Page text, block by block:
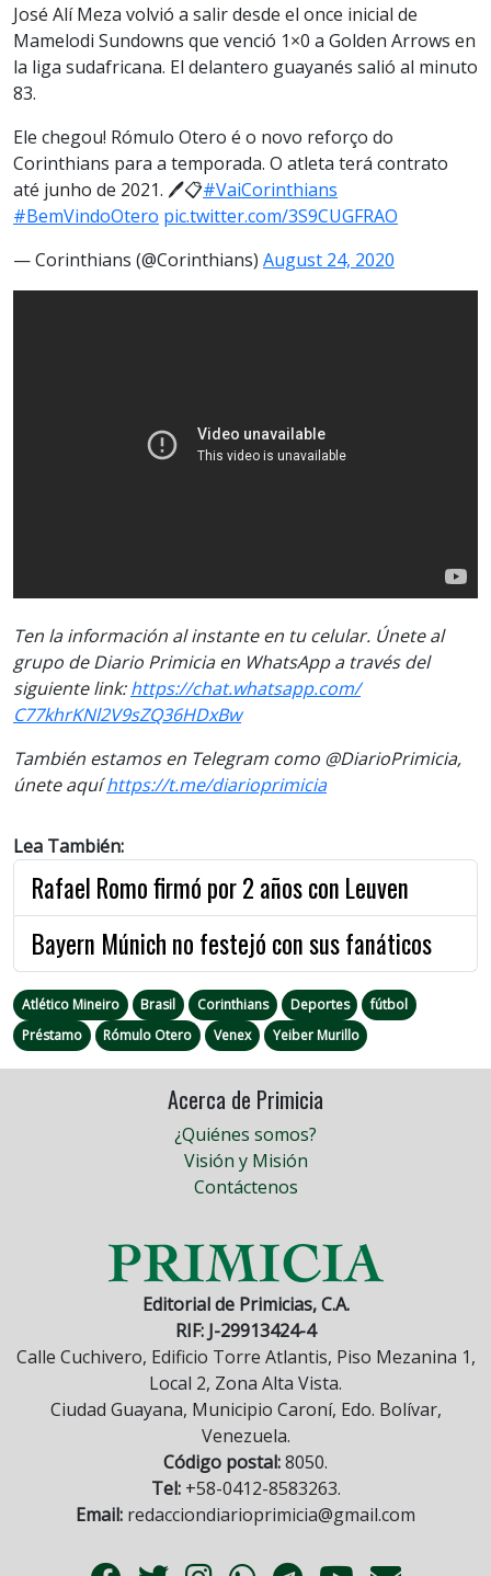
José Alí Meza volvió a salir desde el once inicial de
Mamelodi Sundowns que venció 1×0 a Golden Arrows en
la liga sudafricana. El delantero guayanés salió al minuto
83.
Ele chegou! Rómulo Otero é o novo reforço do
Corinthians para a temporada. O atleta terá contrato
até junho de 2021. 🖊📋#VaiCorinthians
#BemVindoOtero pic.twitter.com/3S9CUGFRAO
— Corinthians (@Corinthians) August 24, 2020
Ten la información al instante en tu celular. Únete al
grupo de Diario Primicia en WhatsApp a través del
siguiente link:https://chat.whatsapp.com/
C77khrKNl2V9sZQ36HDxBw
También estamos en Telegram como @DiarioPrimicia,
únete aquíhttps://t.me/diarioprimicia
Lea También:
Rafael Romo firmó por 2 años con Leuven
Bayern Múnich no festejó con sus fanáticos
Atlético Mineiro Brasil Corinthians Deportes
fútbol
Préstamo
Rómulo Otero Venex Yeiber Murillo
Acerca de Primicia
¿Quiénes somos?
Visión y Misión
Contáctenos
Editorial de Primicias, C.A.
RIF: J-29913424-4
Calle Cuchivero, Edificio Torre Atlantis, Piso Mezanina 1,
Local 2, Zona Alta Vista.
Ciudad Guayana, Municipio Caroní, Edo. Bolívar,
Venezuela.
Código postal:8050.
Tel:+58-0412-8583263.
Email: redacciondiarioprimicia@gmail.com